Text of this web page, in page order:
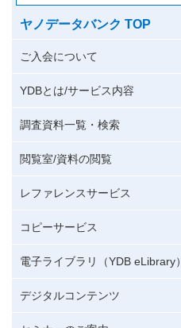
ヤノデータバンク TOP
ご入会について
YDBとは/サービス内容
調査資料一覧・検索
閲覧室/資料の閲覧
レファレンスサービス
コピーサービス
電子ライブラリ（YDB eLibrary）
デジタルコンテンツ